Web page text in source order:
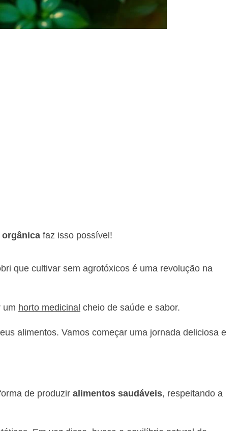
faz isso possível!
que cultivar sem agrotóxicos é uma revolução na
um horto medicinal cheio de saúde e sabor.
alimentos. Vamos começar uma jornada deliciosa e
de produzir alimentos saudáveis, respeitando a